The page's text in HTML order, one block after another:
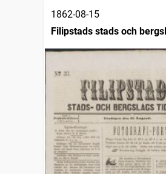
1862-08-15
Filipstads stads och